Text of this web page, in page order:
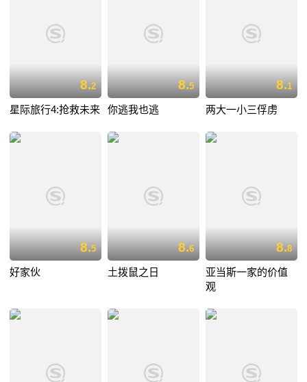
8.2
星际旅行4:抢救未来
8.5
你逃我也逃
8.1
两大一小三俘虏
8.5
好家伙
8.6
土拨鼠之日
8.8
亚当斯一家的价值
观